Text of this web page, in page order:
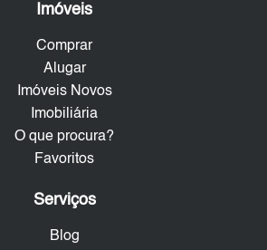
Imóveis
Comprar
Alugar
Imóveis Novos
Imobiliária
O que procura?
Favoritos
Serviços
Blog